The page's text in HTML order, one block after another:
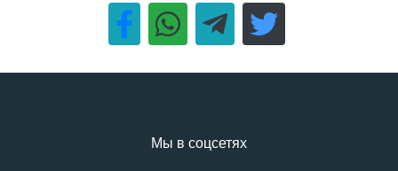
Мы в соцсетях